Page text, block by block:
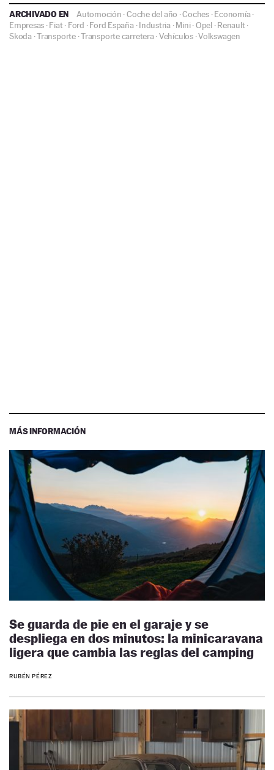
ARCHIVADO EN Automoción ·Coche del año ·Coches·Economía·
Empresas ·Fiat· Ford ·Ford España·Industria ·Mini·Opel·Renault·
Skoda·Transporte·Transporte carretera·Vehículos·Volkswagen
MÁS INFORMACIÓN
Se guarda de pie en el garaje y se
despliega en dos minutos: la minicaravana
ligera que cambia las reglas del camping
RUBÉN PÉREZ